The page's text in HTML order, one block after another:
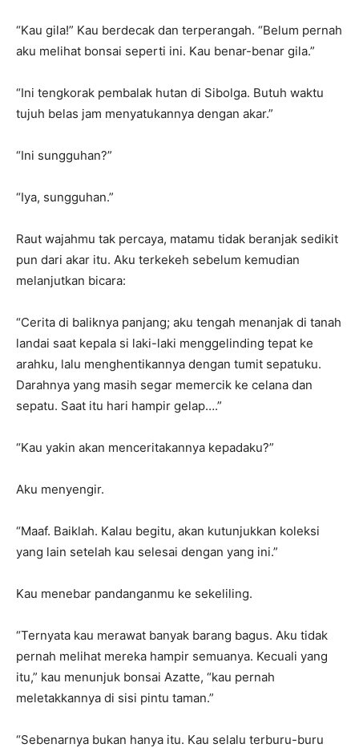
“Kau gila!” Kau berdecak dan terperangah. “Belum pernah
aku melihat bonsai seperti ini. Kau benar-benar gila.”
“Ini tengkorak pembalak hutan di Sibolga. Butuh waktu
tujuh belas jam menyatukannya dengan akar.”
“Ini sungguhan?”
“Iya, sungguhan.”
Raut wajahmu tak percaya, matamu tidak beranjak sedikit
pun dari akar itu. Aku terkekeh sebelum kemudian
melanjutkan bicara:
“Cerita di baliknya panjang; aku tengah menanjak di tanah
landai saat kepala si laki-laki menggelinding tepat ke
arahku, lalu menghentikannya dengan tumit sepatuku.
Darahnya yang masih segar memercik ke celana dan
sepatu. Saat itu hari hampir gelap….”
“Kau yakin akan menceritakannya kepadaku?”
Aku menyengir.
“Maaf. Baiklah. Kalau begitu, akan kutunjukkan koleksi
yang lain setelah kau selesai dengan yang ini.”
Kau menebar pandanganmu ke sekeliling.
“Ternyata kau merawat banyak barang bagus. Aku tidak
pernah melihat mereka hampir semuanya. Kecuali yang
itu,” kau menunjuk bonsai Azatte, “kau pernah
meletakkannya di sisi pintu taman.”
“Sebenarnya bukan hanya itu. Kau selalu terburu-buru